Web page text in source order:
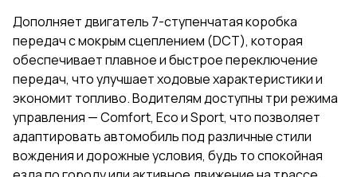
Дополняет двигатель 7-ступенчатая коробка
передач с мокрым сцеплением (DCT), которая
обеспечивает плавное и быстрое переключение
передач, что улучшает ходовые характеристики и
экономит топливо. Водителям доступны три режима
управления — Comfort, Eco и Sport, что позволяет
адаптировать автомобиль под различные стили
вождения и дорожные условия, будь то спокойная